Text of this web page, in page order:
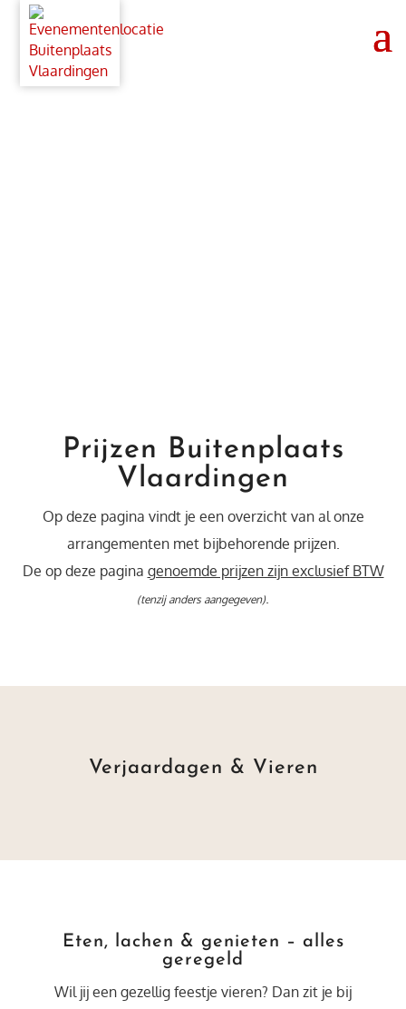
Prijzen Buitenplaats
Vlaardingen
Op deze pagina vindt je een overzicht van al onze
arrangementen met bijbehorende prijzen.
De op deze pagina genoemde prijzen zijn exclusief BTW
(tenzij anders aangegeven).
Verjaardagen & Vieren
Eten, lachen & genieten – alles
geregeld
Wil jij een gezellig feestje vieren? Dan zit je bij